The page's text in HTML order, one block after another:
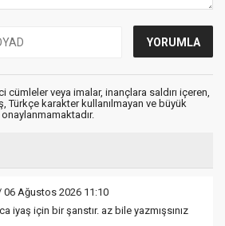
cümleler veya imalar, inançlara saldırı içeren,
Türkçe karakter kullanılmayan ve büyük
06 Ağustos 2026 11:10
iyaş için bir şanstır. az bile yazmışsınız